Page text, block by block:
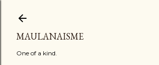
MAULANAISME
One of a kind.